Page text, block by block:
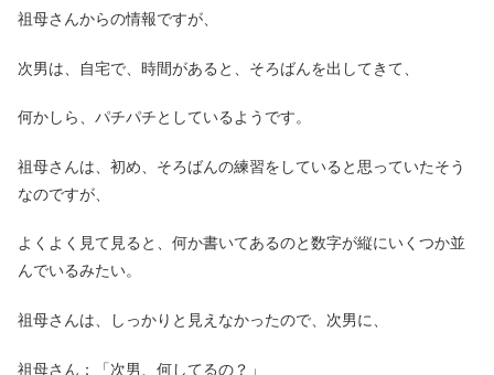
祖母さんからの情報ですが、
次男は、自宅で、時間があると、そろばんを出してきて、
何かしら、パチパチとしているようです。
祖母さんは、初め、そろばんの練習をしていると思っていたそう
なのですが、
よくよく見て見ると、何か書いてあるのと数字が縦にいくつか並
んでいるみたい。
祖母さんは、しっかりと見えなかったので、次男に、
祖母さん：「次男、何してるの？」